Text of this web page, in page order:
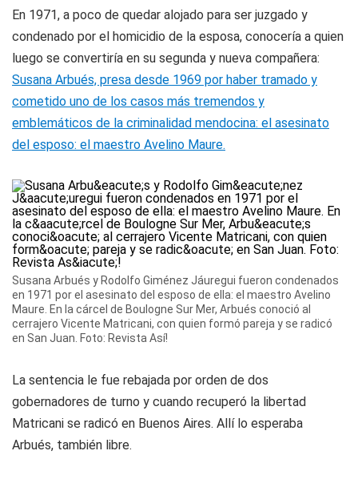
En 1971, a poco de quedar alojado para ser juzgado y
condenado por el homicidio de la esposa, conocería a quien
luego se convertiría en su segunda y nueva compañera:
Susana Arbués, presa desde 1969 por haber tramado y
cometido uno de los casos más tremendos y
emblemáticos de la criminalidad mendocina: el asesinato
del esposo: el maestro Avelino Maure.
Susana Arbués y Rodolfo Giménez Jáuregui fueron condenados
en 1971 por el asesinato del esposo de ella: el maestro Avelino
Maure. En la cárcel de Boulogne Sur Mer, Arbués conoció al
cerrajero Vicente Matricani, con quien formó pareja y se radicó
en San Juan. Foto: Revista Así!
La sentencia le fue rebajada por orden de dos
gobernadores de turno y cuando recuperó la libertad
Matricani se radicó en Buenos Aires. Allí lo esperaba
Arbués, también libre.